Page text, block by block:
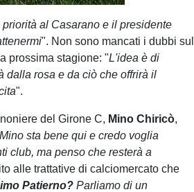
al Casarano e il presidente
". Non sono mancati i dubbi sul
prossima stagione: "L'idea è di
dalla rosa e da ciò che offrirà il
".
del Girone C, Mino Chiricò,
sta bene qui e credo voglia
club, ma penso che resterà a
alle trattative di calciomercato che
Patierno? Parliamo di un